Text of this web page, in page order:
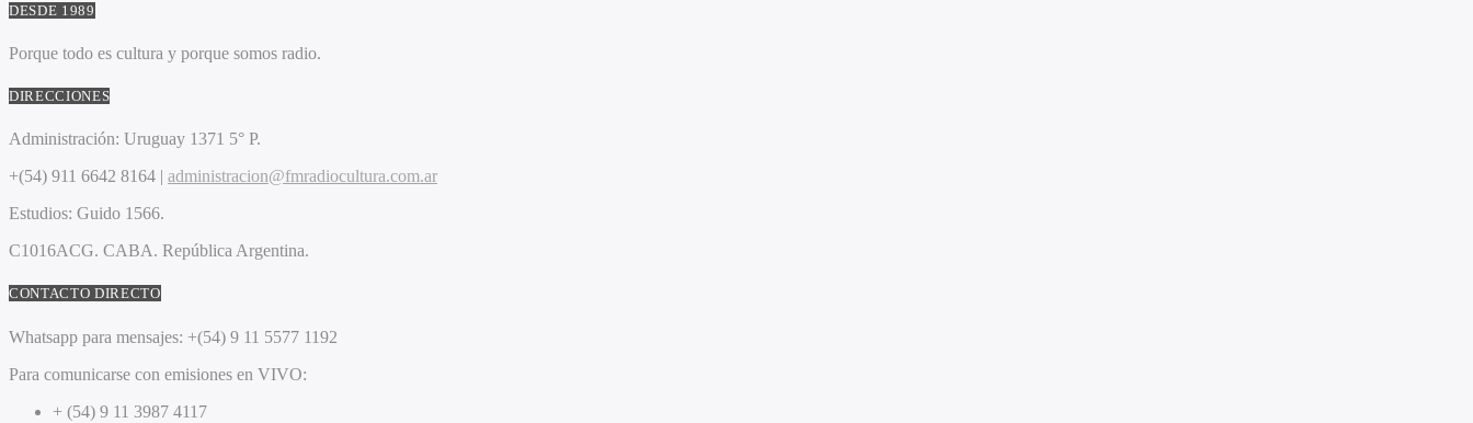
DESDE 1989
Porque todo es cultura y porque somos radio.
DIRECCIONES
Administración: Uruguay 1371 5° P.
+(54) 911 6642 8164 | administracion@fmradiocultura.com.ar
Estudios: Guido 1566.
C1016ACG. CABA. República Argentina.
CONTACTO DIRECTO
Whatsapp para mensajes: +(54) 9 11 5577 1192
Para comunicarse con emisiones en VIVO:
+ (54) 9 11 3987 4117